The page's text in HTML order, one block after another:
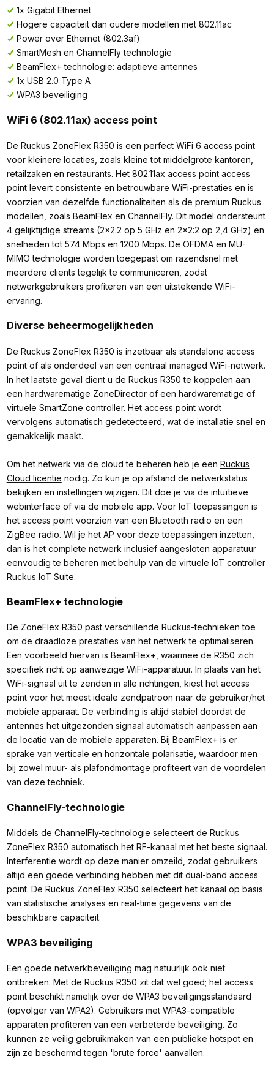
1x Gigabit Ethernet
Hogere capaciteit dan oudere modellen met 802.11ac
Power over Ethernet (802.3af)
SmartMesh en ChannelFly technologie
BeamFlex+ technologie: adaptieve antennes
1x USB 2.0 Type A
WPA3 beveiliging
WiFi 6 (802.11ax) access point
De Ruckus ZoneFlex R350 is een perfect WiFi 6 access point
voor kleinere locaties, zoals kleine tot middelgrote kantoren,
retailzaken en restaurants. Het 802.11ax access point access
point levert consistente en betrouwbare WiFi-prestaties en is
voorzien van dezelfde functionaliteiten als de premium Ruckus
modellen, zoals BeamFlex en ChannelFly. Dit model ondersteunt
4 gelijktijdige streams (2x2:2 op 5 GHz en 2x2:2 op 2,4 GHz) en
snelheden tot 574 Mbps en 1200 Mbps. De OFDMA en MU-
MIMO technologie worden toegepast om razendsnel met
meerdere clients tegelijk te communiceren, zodat
netwerkgebruikers profiteren van een uitstekende WiFi-
ervaring.
Diverse beheermogelijkheden
De Ruckus ZoneFlex R350 is inzetbaar als standalone access
point of als onderdeel van een centraal managed WiFi-netwerk.
In het laatste geval dient u de Ruckus R350 te koppelen aan
een hardwarematige ZoneDirector of een hardwarematige of
virtuele SmartZone controller. Het access point wordt
vervolgens automatisch gedetecteerd, wat de installatie snel en
gemakkelijk maakt.
Om het netwerk via de cloud te beheren heb je een Ruckus
Cloud licentie nodig. Zo kun je op afstand de netwerkstatus
bekijken en instellingen wijzigen. Dit doe je via de intuïtieve
webinterface of via de mobiele app. Voor IoT toepassingen is
het access point voorzien van een Bluetooth radio en een
ZigBee radio. Wil je het AP voor deze toepassingen inzetten,
dan is het complete netwerk inclusief aangesloten apparatuur
eenvoudig te beheren met behulp van de virtuele IoT controller
Ruckus IoT Suite.
BeamFlex+ technologie
De ZoneFlex R350 past verschillende Ruckus-technieken toe
om de draadloze prestaties van het netwerk te optimaliseren.
Een voorbeeld hiervan is BeamFlex+, waarmee de R350 zich
specifiek richt op aanwezige WiFi-apparatuur. In plaats van het
WiFi-signaal uit te zenden in alle richtingen, kiest het access
point voor het meest ideale zendpatroon naar de gebruiker/het
mobiele apparaat. De verbinding is altijd stabiel doordat de
antennes het uitgezonden signaal automatisch aanpassen aan
de locatie van de mobiele apparaten. Bij BeamFlex+ is er
sprake van verticale en horizontale polarisatie, waardoor men
bij zowel muur- als plafondmontage profiteert van de voordelen
van deze techniek.
ChannelFly-technologie
Middels de ChannelFly-technologie selecteert de Ruckus
ZoneFlex R350 automatisch het RF-kanaal met het beste signaal.
Interferentie wordt op deze manier omzeild, zodat gebruikers
altijd een goede verbinding hebben met dit dual-band access
point. De Ruckus ZoneFlex R350 selecteert het kanaal op basis
van statistische analyses en real-time gegevens van de
beschikbare capaciteit.
WPA3 beveiliging
Een goede netwerkbeveiliging mag natuurlijk ook niet
ontbreken. Met de Ruckus R350 zit dat wel goed; het access
point beschikt namelijk over de WPA3 beveiligingsstandaard
(opvolger van WPA2). Gebruikers met WPA3-compatible
apparaten profiteren van een verbeterde beveiliging. Zo
kunnen ze veilig gebruikmaken van een publieke hotspot en
zijn ze beschermd tegen 'brute force' aanvallen.